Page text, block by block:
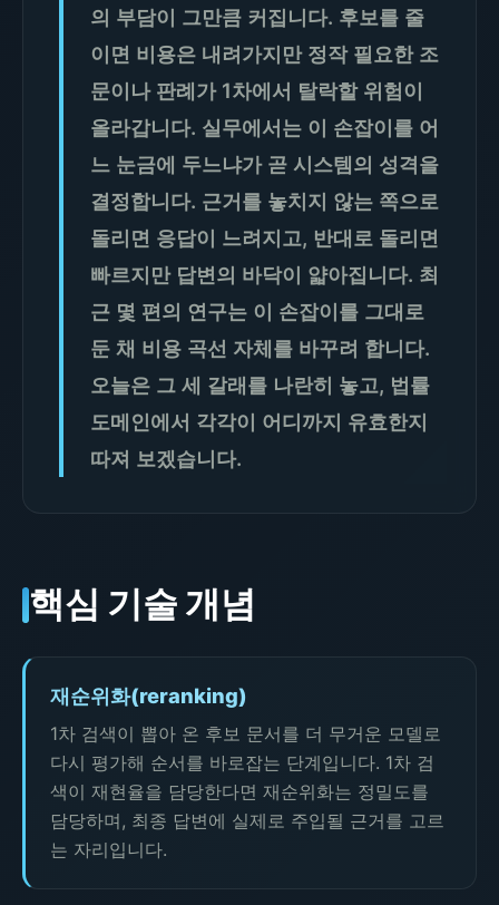
의 부담이 그만큼 커집니다. 후보를 줄
이면 비용은 내려가지만 정작 필요한 조
문이나 판례가 1차에서 탈락할 위험이
올라갑니다. 실무에서는 이 손잡이를 어
느 눈금에 두느냐가 곧 시스템의 성격을
결정합니다. 근거를 놓치지 않는 쪽으로
돌리면 응답이 느려지고, 반대로 돌리면
빠르지만 답변의 바닥이 얇아집니다. 최
근 몇 편의 연구는 이 손잡이를 그대로
둔 채 비용 곡선 자체를 바꾸려 합니다.
오늘은 그 세 갈래를 나란히 놓고, 법률
도메인에서 각각이 어디까지 유효한지
따져 보겠습니다.
핵심 기술 개념
재순위화(reranking)
1차 검색이 뽑아 온 후보 문서를 더 무거운 모델로
다시 평가해 순서를 바로잡는 단계입니다. 1차 검
색이 재현율을 담당한다면 재순위화는 정밀도를
담당하며, 최종 답변에 실제로 주입될 근거를 고르
는 자리입니다.